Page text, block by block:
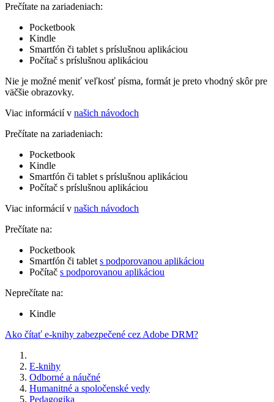
Prečítate na zariadeniach:
Pocketbook
Kindle
Smartfón či tablet s príslušnou aplikáciou
Počítač s príslušnou aplikáciou
Nie je možné meniť veľkosť písma, formát je preto vhodný skôr pre
väčšie obrazovky.
Viac informácií v našich návodoch
Prečítate na zariadeniach:
Pocketbook
Kindle
Smartfón či tablet s príslušnou aplikáciou
Počítač s príslušnou aplikáciou
Viac informácií v našich návodoch
Prečítate na:
Pocketbook
Smartfón či tablet s podporovanou aplikáciou
Počítač s podporovanou aplikáciou
Neprečítate na:
Kindle
Ako čítať e-knihy zabezpečené cez Adobe DRM?
E-knihy
Odborné a náučné
Humanitné a spoločenské vedy
Pedagogika